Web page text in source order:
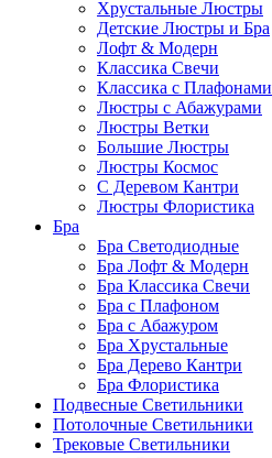
Хрустальные Люстры
Детские Люстры и Бра
Лофт & Модерн
Классика Свечи
Классика с Плафонами
Люстры с Абажурами
Люстры Ветки
Большие Люстры
Люстры Космос
С Деревом Кантри
Люстры Флористика
Бра
Бра Светодиодные
Бра Лофт & Модерн
Бра Классика Свечи
Бра с Плафоном
Бра с Абажуром
Бра Хрустальные
Бра Дерево Кантри
Бра Флористика
Подвесные Светильники
Потолочные Светильники
Трековые Светильники